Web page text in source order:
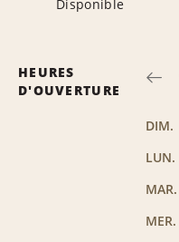
Disponible
HEURES
D'OUVERTURE
DIM.
LUN.
MAR.
MER.